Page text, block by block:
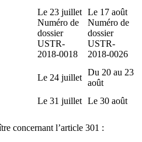
Le 23 juillet
Numéro de
dossier
USTR-
2018-0018
Le 17 août
Numéro de
dossier
USTR-
2018-0026
Le 24 juillet
Du 20 au 23
août
Le 31 juillet Le 30 août
concernant l’article 301 :